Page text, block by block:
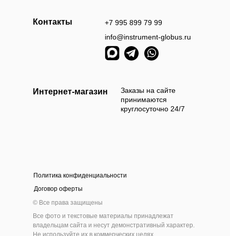
наличными
и самостоятельно выбрать и оплатить
товар наличными деньгами в нашем шоу-руме
инструмента
Заказы на сайте
принимаются
круглосуточно 24/7
Контакты
+7 995 899 79 99
info@instrument-globus.ru
Интернет-магазин
© Все права защищены
Политика конфиденциальности
Договор оферты
Все фото и текстовые материалы принадлежат
владельцам сайта и несут демонстративный характер.